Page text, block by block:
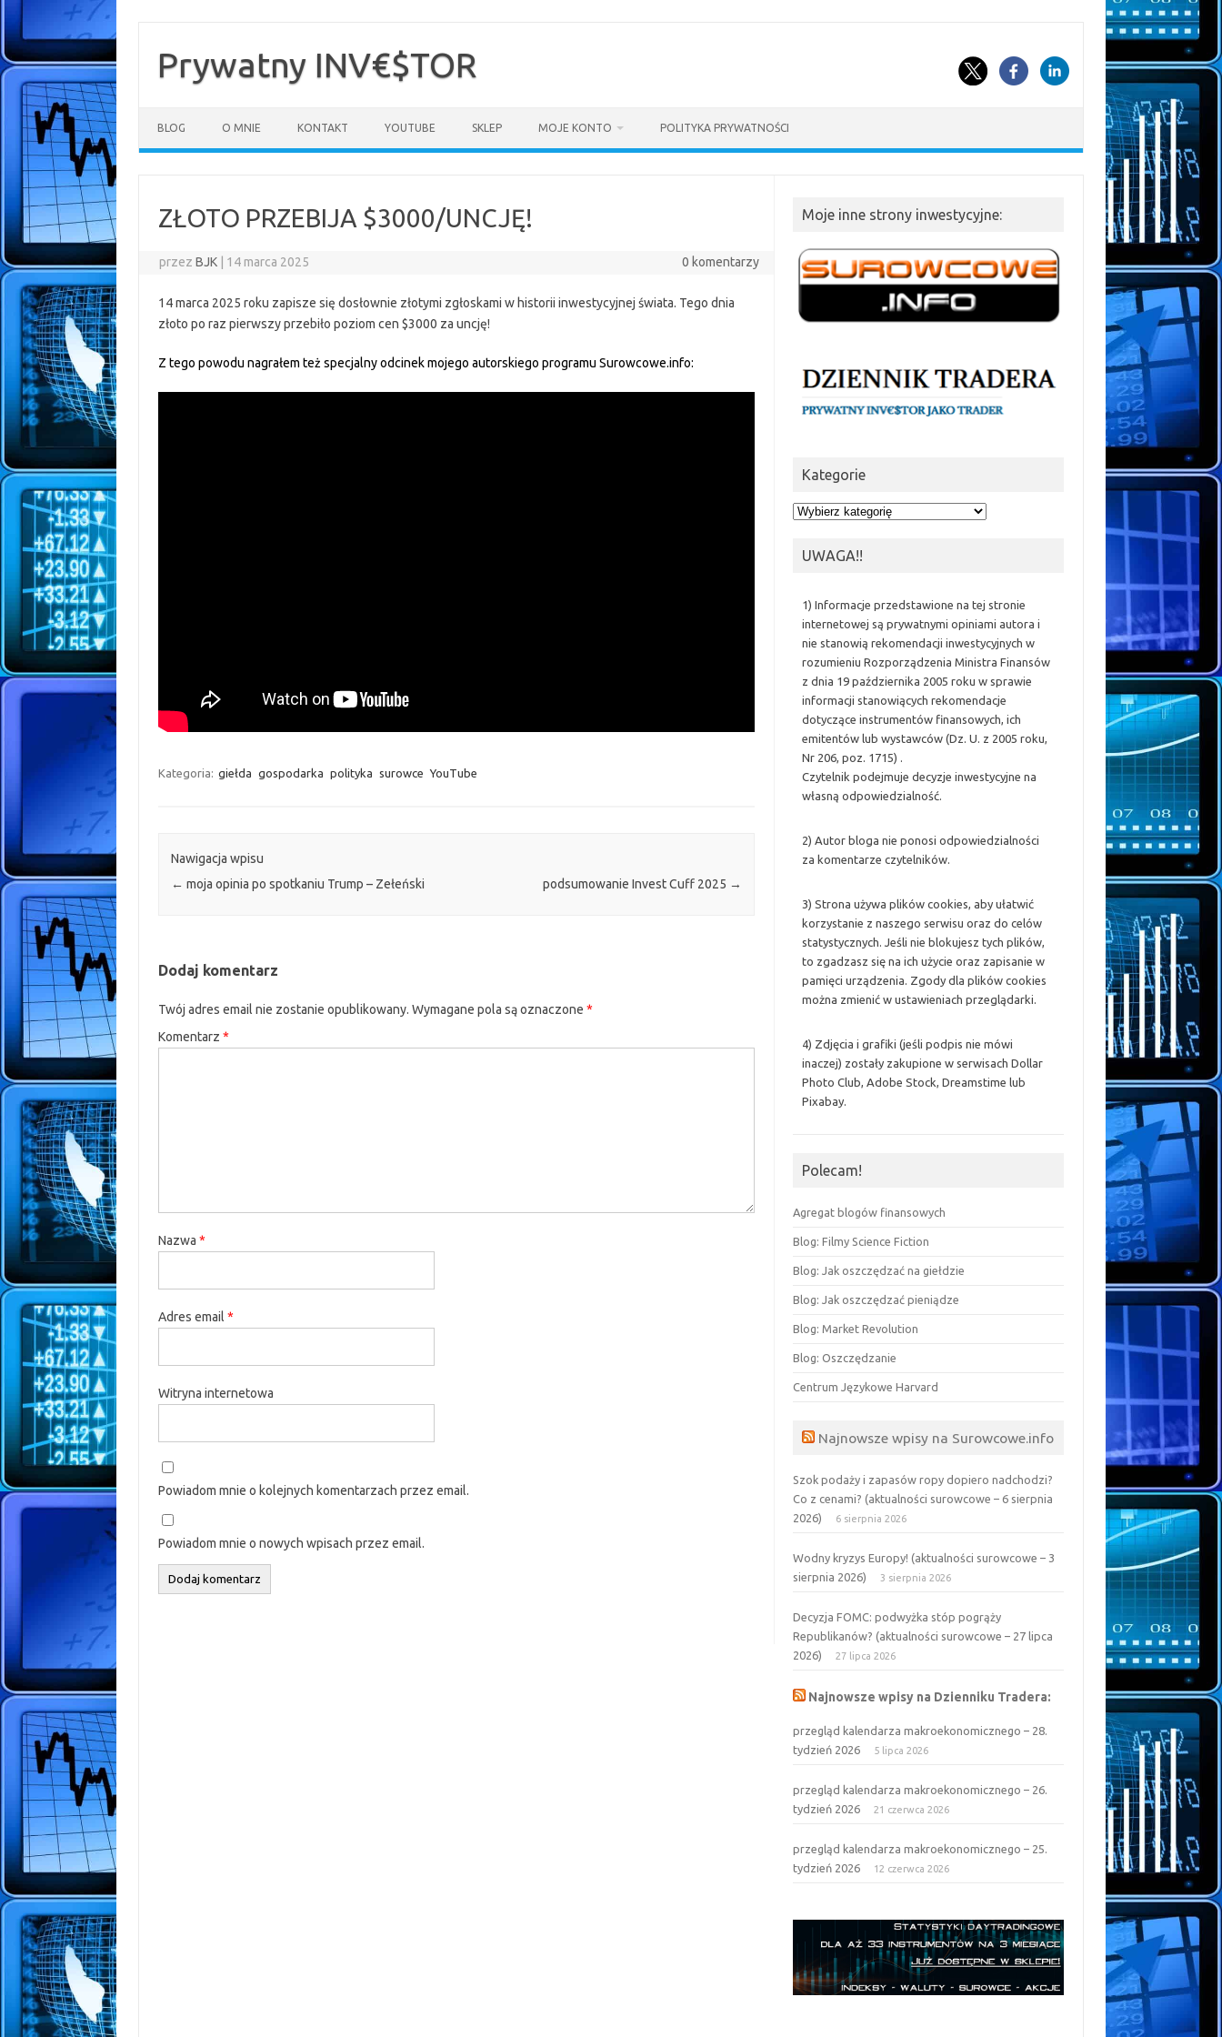
treściPrywatny INV€$TOR
BLOG O MNIE KONTAKT YOUTUBE SKLEP MOJE KONTO POLITYKA PRYWATNOŚCI
ZŁOTO PRZEBIJA $3000/UNCJĘ!
przezBJK 14 marca 2025 0 komentarzy
14 marca 2025 roku zapisze się dosłownie złotymi zgłoskami w historii inwestycyjnej świata. Tego dnia
złoto po raz pierwszy przebiło poziom cen $3000 za uncję!
Z tego powodu nagrałem też specjalny odcinek mojego autorskiego programu Surowcowe.info:
Kategoria: giełda gospodarka polityka surowce YouTube
Nawigacja wpisu
← moja opinia po spotkaniu Trump – Zełeński podsumowanie Invest Cuff 2025 →
Dodaj komentarz
Twój adres email nie zostanie opublikowany. Wymagane pola są oznaczone *
Komentarz *
Nazwa *
Adres email *
Witryna internetowa
Powiadom mnie o kolejnych komentarzach przez email.
Powiadom mnie o nowych wpisach przez email.
Moje inne strony inwestycyjne:
Kategorie
Kategorie
UWAGA!!
1) Informacje przedstawione na tej stronie
internetowej są prywatnymi opiniami autora i
nie stanowią rekomendacji inwestycyjnych w
rozumieniu Rozporządzenia Ministra Finansów
z dnia 19 października 2005 roku w sprawie
informacji stanowiących rekomendacje
dotyczące instrumentów finansowych, ich
emitentów lub wystawców (Dz. U. z 2005 roku,
Nr 206, poz. 1715) .
Czytelnik podejmuje decyzje inwestycyjne na
własną odpowiedzialność.
2) Autor bloga nie ponosi odpowiedzialności
za komentarze czytelników.
3) Strona używa plików cookies, aby ułatwić
korzystanie z naszego serwisu oraz do celów
statystycznych. Jeśli nie blokujesz tych plików,
to zgadzasz się na ich użycie oraz zapisanie w
pamięci urządzenia. Zgody dla plików cookies
można zmienić w ustawieniach przeglądarki.
4) Zdjęcia i grafiki (jeśli podpis nie mówi
inaczej) zostały zakupione w serwisach Dollar
Photo Club, Adobe Stock, Dreamstime lub
Pixabay.
Polecam!
Agregat blogów finansowych
Blog: Filmy Science Fiction
Blog: Jak oszczędzać na giełdzie
Blog: Jak oszczędzać pieniądze
Blog: Market Revolution
Blog: Oszczędzanie
Centrum Językowe Harvard
Najnowsze wpisy na Surowcowe.info
Szok podaży i zapasów ropy dopiero nadchodzi?
Co z cenami? (aktualności surowcowe – 6 sierpnia
2026)
6 sierpnia 2026
Wodny kryzys Europy! (aktualności surowcowe – 3
sierpnia 2026)
3 sierpnia 2026
Decyzja FOMC: podwyżka stóp pogrąży
Republikanów? (aktualności surowcowe – 27 lipca
2026)
27 lipca 2026
Najnowsze wpisy na Dzienniku Tradera:
przegląd kalendarza makroekonomicznego – 28.
tydzień 2026
5 lipca 2026
przegląd kalendarza makroekonomicznego – 26.
tydzień 2026
21 czerwca 2026
przegląd kalendarza makroekonomicznego – 25.
tydzień 2026
12 czerwca 2026